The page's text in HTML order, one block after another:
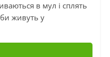
в мул і сплять
живуть у